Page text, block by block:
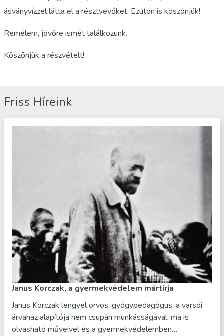
ásványvízzel látta el a résztvevőket. Ezúton is köszönjük!
Remélem, jövőre ismét találkozunk.
Köszönjük a részvételt!
Friss Híreink
Janus Korczak, a gyermekvédelem mártírja
Janus Korczak lengyel orvos, gyógypedagógus, a varsói
árvaház alapítója nem csupán munkásságával, ma is
olvasható műveivel és a gyermekvédelemben…